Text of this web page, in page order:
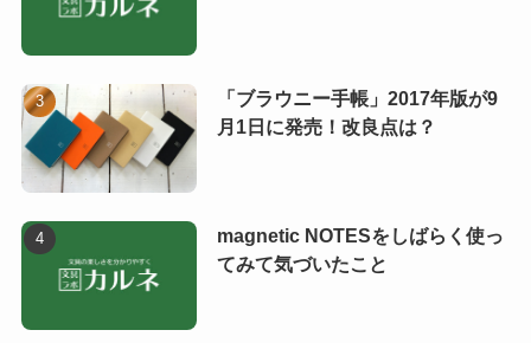
「ブラウニー手帳」2017年版が9
月1日に発売！改良点は？
magnetic NOTESをしばらく使っ
てみて気づいたこと